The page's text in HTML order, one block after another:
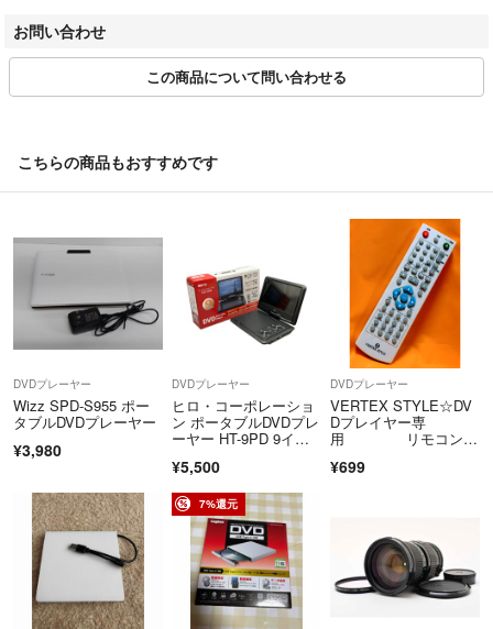
3. 色味について
撮影環境・お使いのモニター設定等により、実際の色味と異なる場合がご
________________________________________
商品は緩衝材を詰めた段ボールで丁寧に梱包・発送いたします。
環境保護の観点から、一部リサイクル資材（再利用エアークッションな
ど）を使用する場合がございます。
発送方法・送料は商品ページの記載内容に準じます。
________________________________________
5. お受け取りについて
静岡市内の弊社倉庫での直接お受け取りも可能です（要事前連絡・営業時
間内対応）。
※モールの規約により、直接受け取りが不可の場合は配送対応のみとなり
________________________________________
6. ご購入にあたってのお願い
中古品の特性上、コンディションの感じ方には個人差がございます。
十分ご理解のうえご注文をお願いいたします。
ご不明点がございましたら、ご購入前にお問い合わせください。
・コメントなし即購入OKです
・丁寧な梱包、迅速な発送を心がけています
・ご不明点や気になる点がございましたら、ご購入前でもお気軽にお問
お客様に安心してお取引いただけるよう、誠実な対応を心がけてまいり
＝＝＝＝＝＝＝＝＝＝＝＝＝＝
こちらのアカウントはラクマ公式パートナーの株式会社ハウマッチによ
って運営されています。
▼特商法
https://fril.jp/ts/official/law/a505/
▼返品特約
https://fril.jp/ts/official/law/a505/#return_policy
お問い合わせ
この商品について問い合わせる
こちらの商品もおすすめです
DVDプレーヤー
Wizz SPD-S955 ポー
タブルDVDプレーヤー
¥3,980
DVDプレーヤー
ヒロ・コーポレーショ
ン ポータブルDVDプレ
ーヤー HT-9PD 9イン
¥5,500
DVDプレーヤー
VERTEX STYLE☆DV
Dプレイヤー専
用 リモコン
み）
¥699
7%還元